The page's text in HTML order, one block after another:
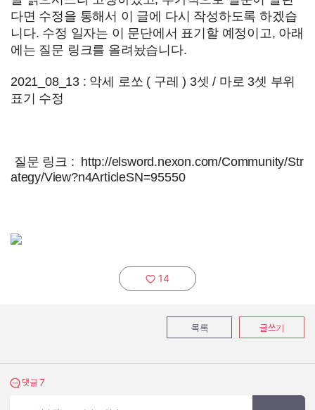
다면 수정을 통해서 이 글에 다시 작성하도록 하겠습
니다. 수정 일자는 이 문단에서 표기할 예정이고, 아래
에는 질문 링크를 올려놨습니다.
2021_08_13 : 악세 로쏘 ( 구레 ) 3셋 / 마로 3셋 부위
표기 수정
질문 링크 : http://elsword.nexon.com/Community/Str
ategy/View?n4ArticleSN=95550
추천하기:
14
목록 글쓰기
댓글 보기
댓글 7